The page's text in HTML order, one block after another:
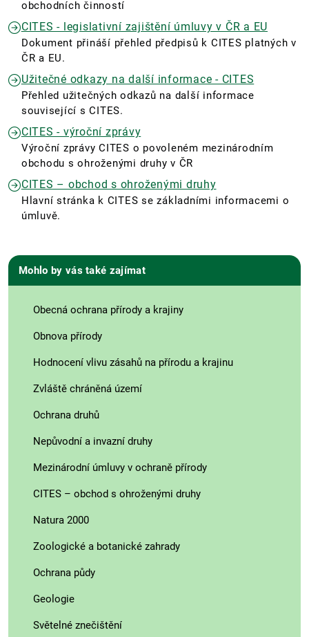
obchodních činností
CITES - legislativní zajištění úmluvy v ČR a EU
Dokument přináší přehled předpisů k CITES platných v
ČR a EU.
Užitečné odkazy na další informace - CITES
Přehled užitečných odkazů na další informace
související s CITES.
CITES - výroční zprávy
Výroční zprávy CITES o povoleném mezinárodním
obchodu s ohroženými druhy v ČR
CITES – obchod s ohroženými druhy
Hlavní stránka k CITES se základními informacemi o
úmluvě.
Mohlo by vás také zajímat
Obecná ochrana přírody a krajiny
Obnova přírody
Hodnocení vlivu zásahů na přírodu a krajinu
Zvláště chráněná území
Ochrana druhů
Nepůvodní a invazní druhy
Mezinárodní úmluvy v ochraně přírody
CITES – obchod s ohroženými druhy
Natura 2000
Zoologické a botanické zahrady
Ochrana půdy
Geologie
Světelné znečištění